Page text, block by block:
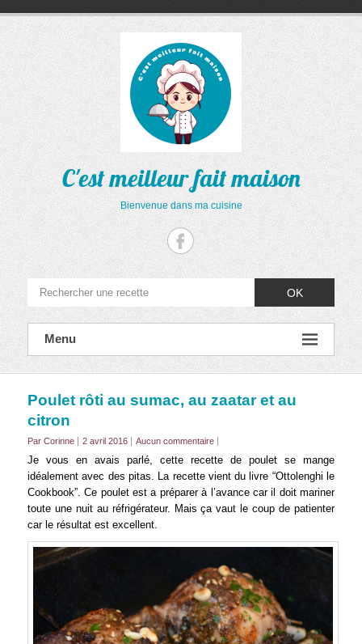
C'est meilleur fait maison
Bienvenue dans ma cuisine
OK
Menu
Poulet rôti au sumac, au zaatar et au
citron
Par Corinne 2 avril 2016 Aucun commentaire
Je vous en avais parlé, cette recette de poulet se mange
idéalement avec des pitas. La recette vient du livre “Ottolenghi le
Cookbook”. Ce poulet est a préparer à l’avance car il doit mariner
toute une nuit au réfrigérateur. Mais ça vaut le coup de patienter
car le résultat est excellent.